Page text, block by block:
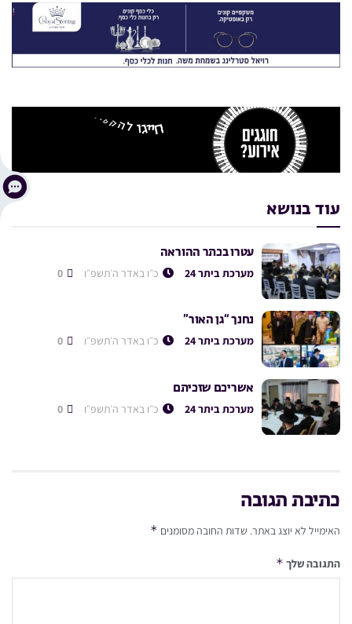
עוד בנושא
עטרו בכתר ההוראה
מערכת ביתר 24 כ״ו באדר ה׳תשפ״ו
נחנך “גן האור”
מערכת ביתר 24 כ״ו באדר ה׳תשפ״ו
אשריכם שזכיתם
מערכת ביתר 24 כ״ו באדר ה׳תשפ״ו
כתיבת תגובה
האימייל לא יוצג באתר. שדות החובה מסומנים *
התגובה שלך *